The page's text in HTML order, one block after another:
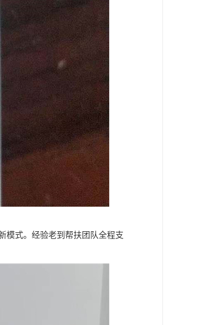
模式。经验老到帮扶团队全程支